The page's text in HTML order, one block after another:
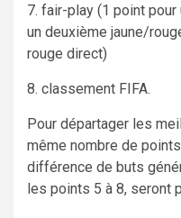
7. fair-play (1 point pour
un deuxième jaune/
rouge direct)
8. classement FIFA.
Pour départager les
même nombre de
différence de buts
les points 5 à 8, seront